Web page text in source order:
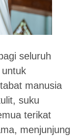
seluruh
manusia
suku
terikat
menjunjung